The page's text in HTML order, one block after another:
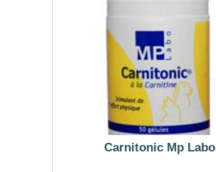
Carnitonic Mp Labo